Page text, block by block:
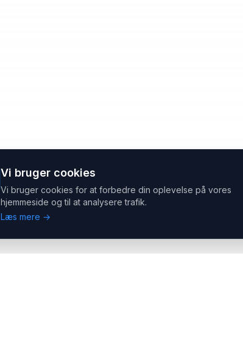
Vi bruger cookies
Vi bruger cookies for at forbedre din oplevelse på vores
hjemmeside og til at analysere trafik.
Læs mere →